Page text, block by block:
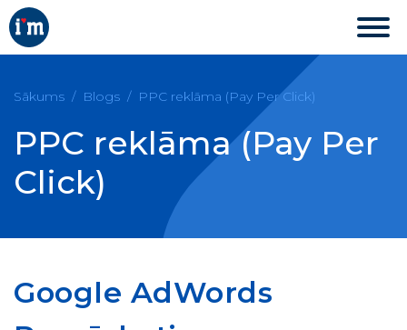
Sākums Blogs PPC reklāma (Pay Per Click)
PPC reklāma (Pay Per
Click)
Google AdWords